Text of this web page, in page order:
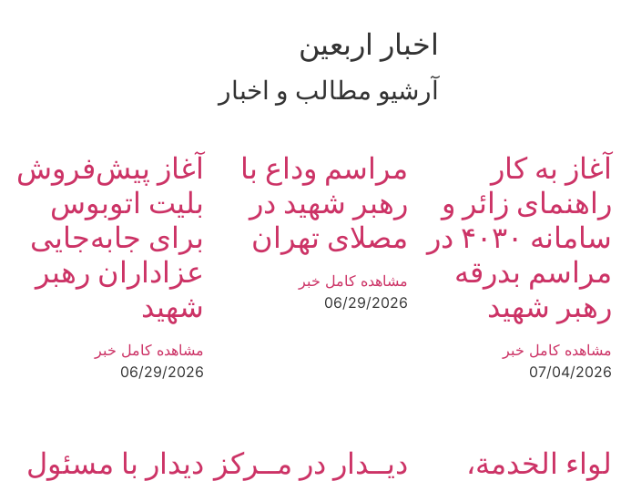
اخبار اربعین
آرشیو مطالب و اخبار
آغاز به کار
راهنمای زائر و
سامانه ۴۰۳۰ در
مراسم بدرقه
رهبر شهید
مشاهده کامل خبر
07/04/2026
مراسم وداع با
رهبر شهید در
مصلای تهران
مشاهده کامل خبر
06/29/2026
آغاز پیش‌فروش
بلیت اتوبوس
برای جابه‌جایی
عزاداران رهبر
شهید
مشاهده کامل خبر
06/29/2026
لواء الخدمة،
دیــدار در مــرکز دیدار با مسئول